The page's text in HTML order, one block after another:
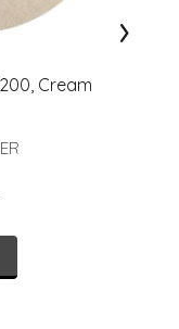
Cream
›